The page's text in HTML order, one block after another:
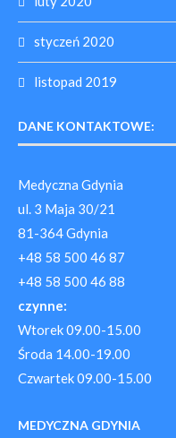
styczeń 2020
listopad 2019
DANE KONTAKTOWE:
Medyczna Gdynia
ul. 3 Maja 30/21
81-364 Gdynia
+48 58 500 46 87
+48 58 500 46 88
czynne:
Wtorek 09.00-15.00
Środa 14.00-19.00
Czwartek 09.00-15.00
MEDYCZNA GDYNIA